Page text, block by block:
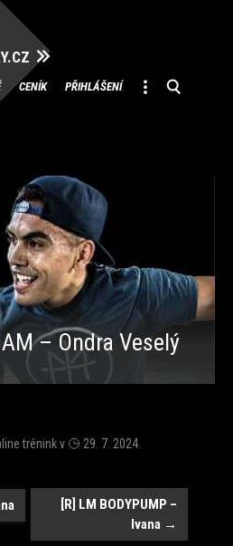
CENÍK PŘIHLÁŠENÍ
– Ondra Veselý
tréninkv 29. 7. 2024
[R] LM BODYPUMP –
Ivana →